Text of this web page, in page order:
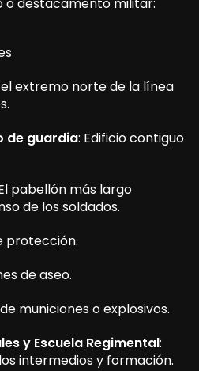
o destacamento militar:
el extremo norte de la línea
de guardia: Edificio contiguo
pabellón más largo
de los soldados.
protección.
de aseo.
municiones o explosivos.
y Escuela Regimental:
intermedios y formación.